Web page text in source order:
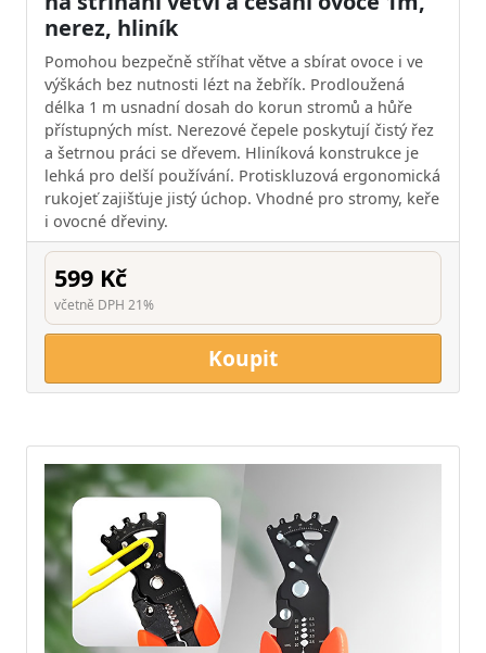
nerez, hliník
Pomohou bezpečně stříhat větve a sbírat ovoce i ve
výškách bez nutnosti lézt na žebřík. Prodloužená
délka 1 m usnadní dosah do korun stromů a hůře
přístupných míst. Nerezové čepele poskytují čistý řez
a šetrnou práci se dřevem. Hliníková konstrukce je
lehká pro delší používání. Protiskluzová ergonomická
rukojeť zajišťuje jistý úchop. Vhodné pro stromy, keře
i ovocné dřeviny.
599 Kč
včetně DPH 21%
Koupit